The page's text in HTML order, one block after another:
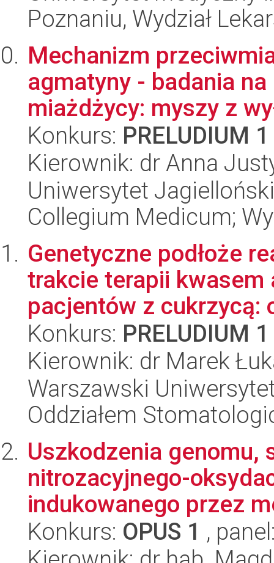
Poznaniu, Wydział
Mechanizm
agmatyny - badania
miażdżycy: myszy z
Konkurs: PRELUDIUM 1
Kierownik: dr Anna
Uniwersytet
Collegium Medicum;
Genetyczne podłoże
trakcie terapii
pacjentów z cukrzycą:
Konkurs: PRELUDIUM 1
Kierownik: dr Marek
Warszawski
Oddziałem
Uszkodzenia
nitrozacyjnego-
indukowanego przez
Konkurs: OPUS 1 ,